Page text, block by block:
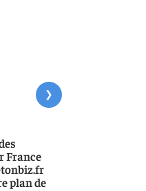
France
plan de